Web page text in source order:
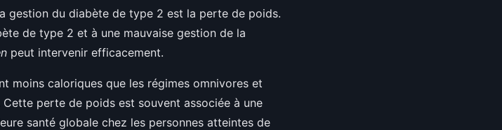
gestion du diabète de type 2 est la perte de poids.
de type 2 et à une mauvaise gestion de la
peut intervenir efficacement.
moins caloriques que les régimes omnivores et
perte de poids est souvent associée à une
santé globale chez les personnes atteintes de